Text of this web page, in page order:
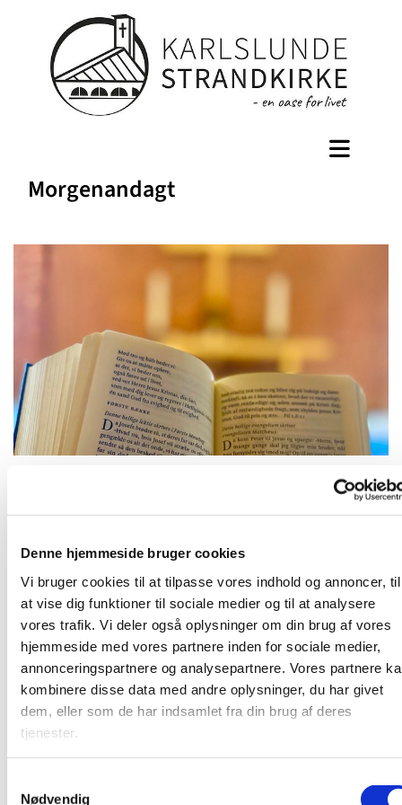
Denne hjemmeside bruger cookies
Vi bruger cookies til at tilpasse vores indhold og annoncer, til
at vise dig funktioner til sociale medier og til at analysere
vores trafik. Vi deler også oplysninger om din brug af vores
hjemmeside med vores partnere inden for sociale medier,
annonceringspartnere og analysepartnere. Vores partnere
kombinere disse data med andre oplysninger, du har givet
dem, eller som de har indsamlet fra din brug af deres
tjenester.
Nødvendig
Morgenandagt
Frivillige og ansatte mødes til morgenandagt. Her taler vi
om det, som vi gerne vil have bedt en bøn for, og vi synger
et par sange. Bagefter er der kaffe. Vi sidder i "bunden" af
kirkerummet (sideskibet) - så kom ind og vær med!